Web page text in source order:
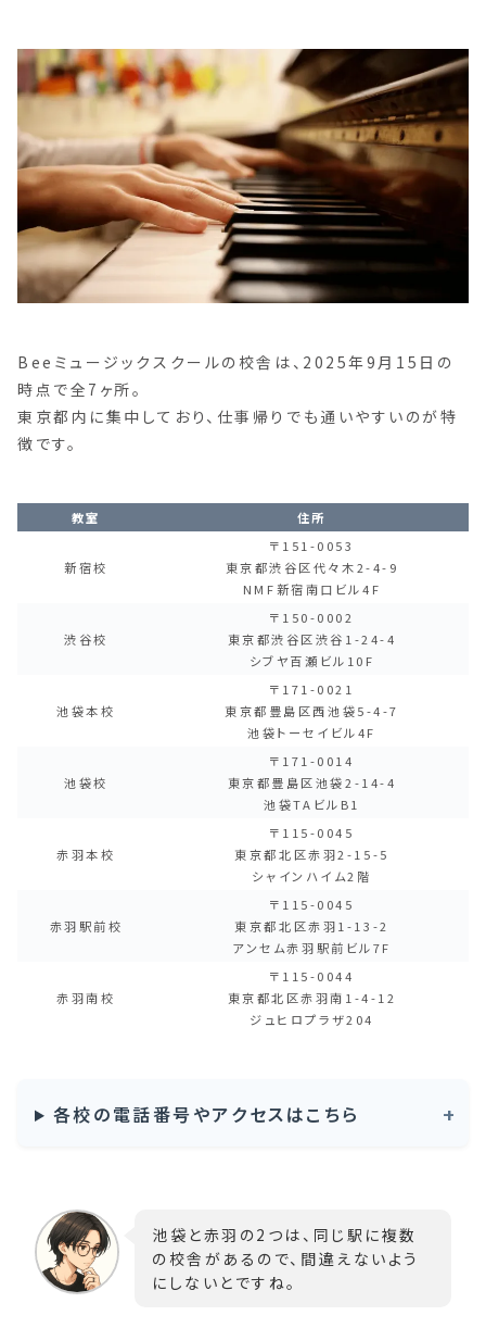
Beeミュージックスクールの校舎は、2025年9月15日の
時点で全7ヶ所。
東京都内に集中しており、仕事帰りでも通いやすいのが特
徴です。
教室 住所
新宿校
〒151-0053
東京都渋谷区代々木2-4-9
NMF新宿南口ビル4F
渋谷校
〒150-0002
東京都渋谷区渋谷1-24-4
シブヤ百瀬ビル10F
池袋本校
〒171-0021
東京都豊島区西池袋5-4-7
池袋トーセイビル4F
池袋校
〒171-0014
東京都豊島区池袋2-14-4
池袋TAビルB1
赤羽本校
〒115-0045
東京都北区赤羽2-15-5
シャインハイム2階
赤羽駅前校
〒115-0045
東京都北区赤羽1-13-2
アンセム赤羽駅前ビル7F
赤羽南校
〒115-0044
東京都北区赤羽南1-4-12
ジュヒロプラザ204
各校の電話番号やアクセスはこちら
池袋と赤羽の2つは、同じ駅に複数
の校舎があるので、間違えないよう
にしないとですね。